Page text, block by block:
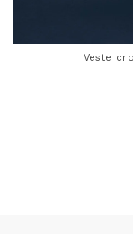
Veste